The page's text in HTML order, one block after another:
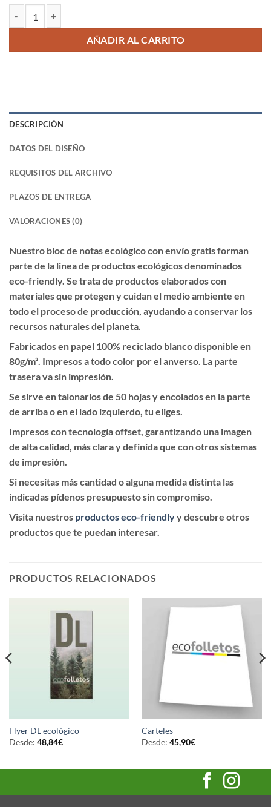
Bloc de notas ecológico cantidadAÑADIR AL CARRITO
DESCRIPCIÓN
DATOS DEL DISEÑO
REQUISITOS DEL ARCHIVO
PLAZOS DE ENTREGA
VALORACIONES (0)
Nuestro bloc de notas ecológico con envío gratis forman
parte de la linea de productos ecológicos denominados
eco-friendly. Se trata de productos elaborados con
materiales que protegen y cuidan el medio ambiente en
todo el proceso de producción, ayudando a conservar los
recursos naturales del planeta.
Fabricados en papel 100% reciclado blanco disponible en
80g/m². Impresos a todo color por el anverso. La parte
trasera va sin impresión.
Se sirve en talonarios de 50 hojas y encolados en la parte
de arriba o en el lado izquierdo, tu eliges.
Impresos con tecnología offset, garantizando una imagen
de alta calidad, más clara y definida que con otros sistemas
de impresión.
Si necesitas más cantidad o alguna medida distinta las
indicadas pídenos presupuesto sin compromiso.
Visita nuestros productos eco-friendlyy descubre otros
productos que te puedan interesar.
PRODUCTOS RELACIONADOS
Flyer DL ecológico
Desde: 48,84€
Carteles
Desde: 45,90€